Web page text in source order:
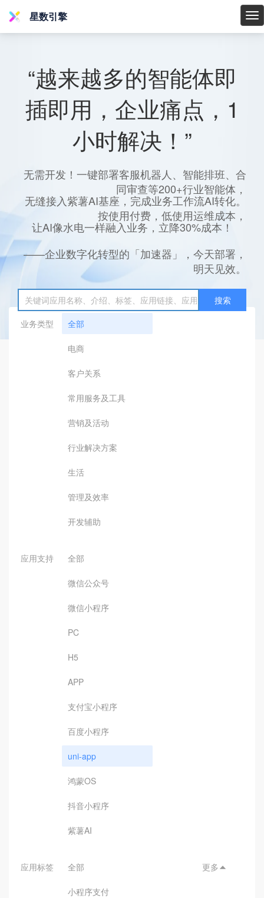
星
星数引擎
“越来越多的智能体即
插即用，企业痛点，1
小时解决！”
无需开发！一键部署客服机器人、智能排班、合
同审查等200+行业智能体，
无缝接入紫薯AI基座，完成业务工作流AI转化。
按使用付费，低使用运维成本，
让AI像水电一样融入业务，立降30%成本！
——企业数字化转型的「加速器」，今天部署，
明天见效。
搜索
业务类型
全部
电商
客户关系
常用服务及工具
营销及活动
行业解决方案
生活
管理及效率
开发辅助
应用支持 全部
微信公众号
微信小程序
PC
H5
APP
支付宝小程序
百度小程序
uni-app
鸿蒙OS
抖音小程序
紫薯AI
应用标签 全部
小程序支付
更多 